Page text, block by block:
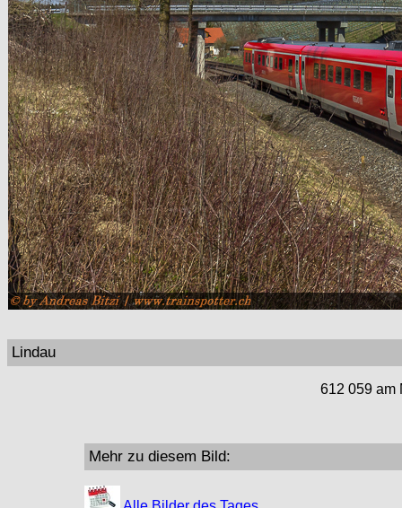
Lindau
612 059 am
Mehr zu diesem Bild: